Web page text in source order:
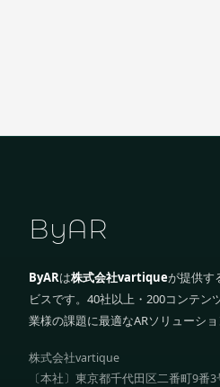
ByAR
ByARは株式会社vartiqueが提供す
ビスです。40社以上・200コンテン
業様の課題に最適なARソリューショ
株式会社vartique
〔本社〕東京都千代田区二番町9番3